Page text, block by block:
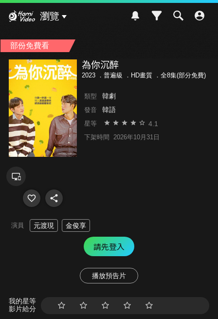
瀏覽
部份免費看
為你沉醉
2023 ． 普遍級 ．HD畫質 ．全8集(部分免費)
類型 韓劇
發音 韓語
星等 4.1
下架時間 2026年10月31日
演員 元渡現 金俊享
請先登入
播放預告片
我的星等
影片給分